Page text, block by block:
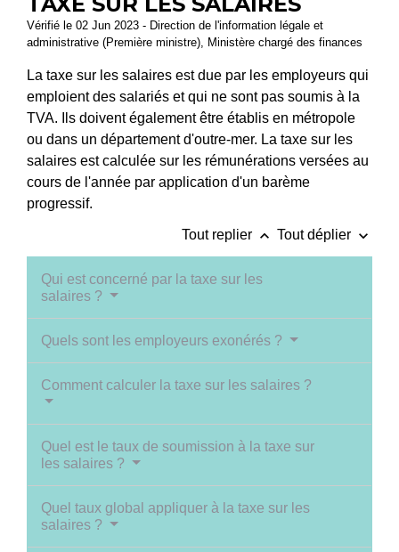
Vérifié le 02 Jun 2023 - Direction de l'information légale et
administrative (Première ministre), Ministère chargé des finances
La taxe sur les salaires est due par les employeurs qui
emploient des salariés et qui ne sont pas soumis à la
TVA. Ils doivent également être établis en métropole
ou dans un département d'outre-mer. La taxe sur les
salaires est calculée sur les rémunérations versées au
cours de l'année par application d'un barème
progressif.
Tout replier keyboard_arrow_up Tout déplier keyboard_arrow_down
Qui est concerné par la taxe sur les
salaires ?
Quels sont les employeurs exonérés ?
Comment calculer la taxe sur les salaires ?
Quel est le taux de soumission à la taxe sur
les salaires ?
Quel taux global appliquer à la taxe sur les
salaires ?